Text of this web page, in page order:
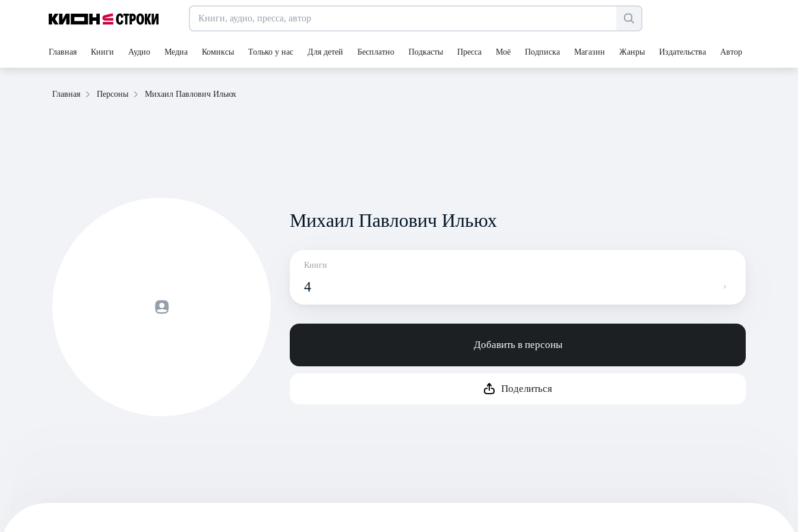
Главная Книги Аудио Медиа Комиксы Только у нас Для детей Бесплатно Подкасты Пресса Моё Подписка Магазин Жанры Издательства Авторы
Главная Персоны Михаил Павлович Ильюх
Михаил Павлович Ильюх
Книги
4
Добавить в персоны
Поделиться